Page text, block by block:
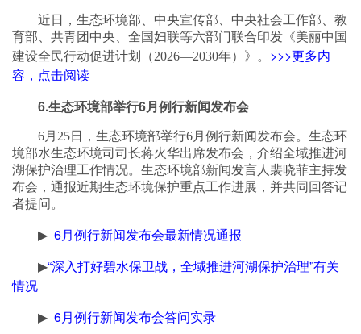
近日，生态环境部、中央宣传部、中央社会工作部、教
育部、共青团中央、全国妇联等六部门联合印发《美丽中国
建设全民行动促进计划（2026—2030年）》。 >>>更多内
容，点击阅读
6.生态环境部举行6月例行新闻发布会
6月25日，生态环境部举行6月例行新闻发布会。生态环
境部水生态环境司司长蒋火华出席发布会，介绍全域推进河
湖保护治理工作情况。生态环境部新闻发言人裴晓菲主持发
布会，通报近期生态环境保护重点工作进展，并共同回答记
者提问。
▶ 6月例行新闻发布会最新情况通报
▶“深入打好碧水保卫战，全域推进河湖保护治理”有关
情况
▶ 6月例行新闻发布会答问实录